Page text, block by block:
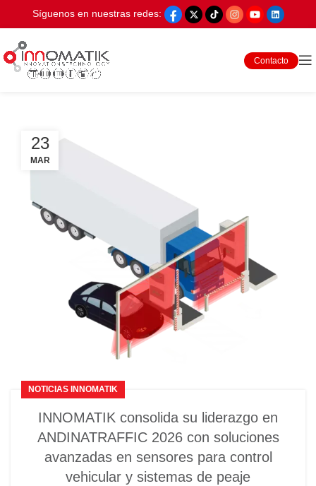
Síguenos en nuestras redes:
Contacto
23
MAR
NOTICIAS INNOMATIK
INNOMATIK consolida su liderazgo en
ANDINATRAFFIC 2026 con soluciones
avanzadas en sensores para control
vehicular y sistemas de peaje